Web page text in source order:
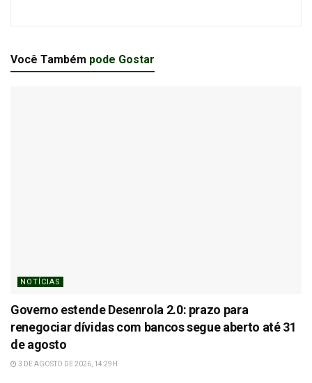
Você Também pode Gostar
NOTÍCIAS
Governo estende Desenrola 2.0: prazo para
renegociar dívidas com bancos segue aberto até 31
de agosto
3 DE AGOSTO DE 2026, 14:29H